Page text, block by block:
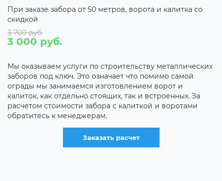
При заказе забора от 50 метров ворота и калитки со
скидкой 10%
СКИДКА НА ОБЪЕМ
Свыше 100 м. - 5%
Свыше 200 м. - 7%
Строить вместе - выгодно! Компания «ЗаборСтрой»
дает скидки на объем. Если вы решили строить забор,
и узнали что того же хочет вам сосед, друг или
скидку на общий объем.